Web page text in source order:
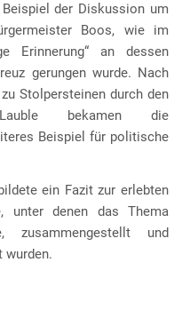
der Diskussion um
Boos, wie im
Erinnerung“ an dessen
gerungen wurde. Nach
Stolpersteinen durch den
bekamen die
Beispiel für politische
ein Fazit zur erlebten
unter denen das Thema
zusammengestellt und
wurden.